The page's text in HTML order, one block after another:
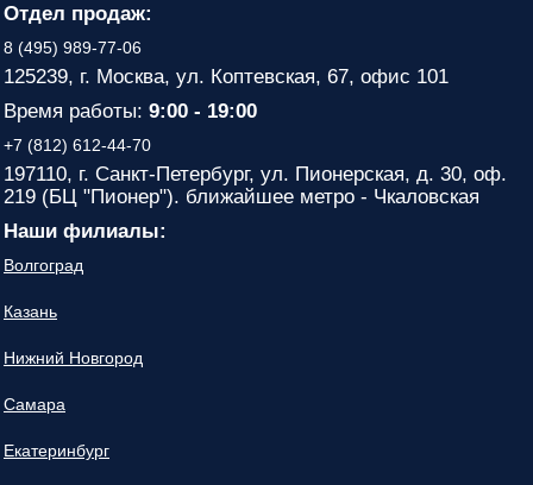
Отдел продаж:
8 (495) 989-77-06
125239, г. Москва, ул. Коптевская, 67, офис 101
Время работы: 9:00 - 19:00
+7 (812) 612-44-70
197110, г. Санкт-Петербург, ул. Пионерская, д. 30, оф.
219 (БЦ "Пионер"). ближайшее метро - Чкаловская
Наши филиалы:
Волгоград
Казань
Нижний Новгород
Самара
Екатеринбург